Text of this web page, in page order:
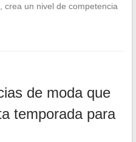
crea un nivel de competencia
de moda que
temporada para